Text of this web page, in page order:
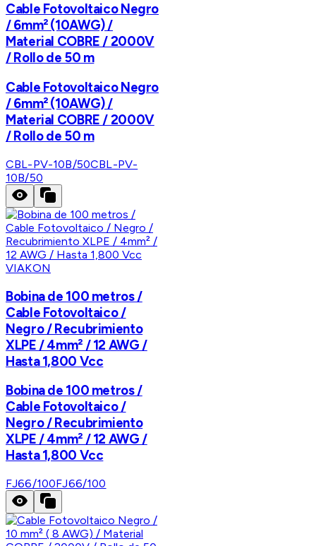
Cable Fotovoltaico Negro
/ 6mm² (10AWG) /
Material COBRE / 2000V
/ Rollo de 50 m
Cable Fotovoltaico Negro
/ 6mm² (10AWG) /
Material COBRE / 2000V
/ Rollo de 50 m
CBL-PV-10B/50CBL-PV-
10B/50
VIAKON
Bobina de 100 metros /
Cable Fotovoltaico /
Negro / Recubrimiento
XLPE / 4mm² / 12 AWG /
Hasta 1,800 Vcc
Bobina de 100 metros /
Cable Fotovoltaico /
Negro / Recubrimiento
XLPE / 4mm² / 12 AWG /
Hasta 1,800 Vcc
FJ66/100FJ66/100